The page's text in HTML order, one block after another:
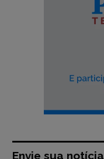
Envie sua notícia